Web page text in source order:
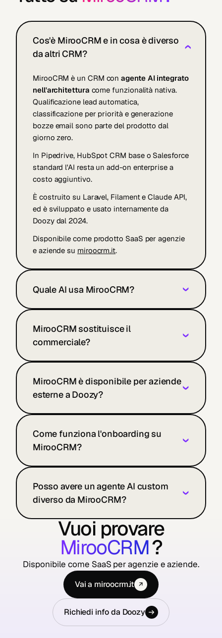
Cos'è MirooCRM e in cosa è diverso
da altri CRM?
›
MirooCRM è un CRM conagente AI integrato
nell'architettura come funzionalità nativa.
Qualificazione lead automatica,
classificazione per priorità e generazione
bozze email sono parte del prodotto dal
giorno zero.
In Pipedrive, HubSpot CRM base o Salesforce
standard l'AI resta un add-on enterprise a
costo aggiuntivo.
È costruito su Laravel, Filament e Claude API,
ed è sviluppato e usato internamente da
Doozy dal 2024.
Disponibile come prodotto SaaS per agenzie
e aziende su miroocrm.it.
Quale AI usa MirooCRM? ›
MirooCRM sostituisce il
commerciale?
›
MirooCRM è disponibile per aziende
esterne a Doozy?
›
Come funziona l'onboarding su
MirooCRM?
›
Posso avere un agente AI custom
diverso da MirooCRM?
›
Vuoi provare
MirooCRM?
Disponibile come SaaS per agenzie e aziende.
Vai a miroocrm.it ↗
Richiedi info da Doozy